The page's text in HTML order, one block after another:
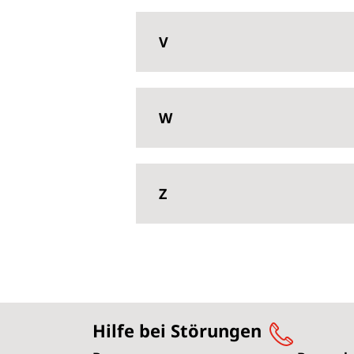
V
W
Z
Hilfe bei Störungen